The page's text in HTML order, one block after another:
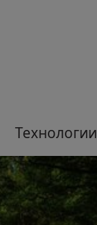
Технологии